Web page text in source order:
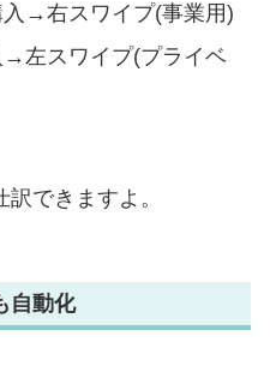
→右スワイプ(事業用)
→左スワイプ(プライベ
できますよ。
自動化